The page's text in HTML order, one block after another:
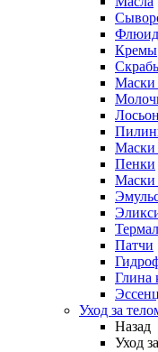
Кремы
Маски
Маски
Пенки
Маски
Патчи
Глина
Уход за
Назад
Уход